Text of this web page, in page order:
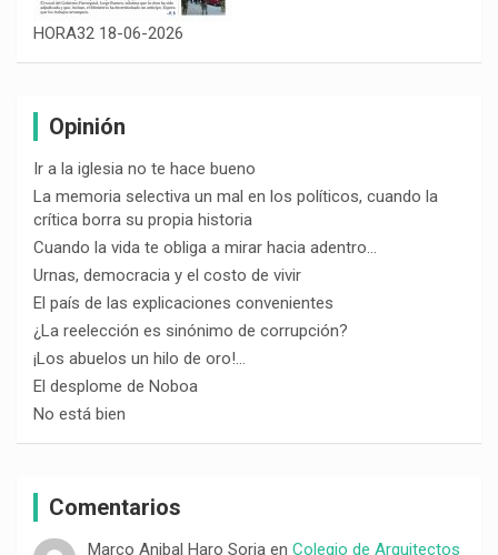
HORA32 18-06-2026
Opinión
Ir a la iglesia no te hace bueno
La memoria selectiva un mal en los políticos, cuando la
crítica borra su propia historia
Cuando la vida te obliga a mirar hacia adentro…
Urnas, democracia y el costo de vivir
El país de las explicaciones convenientes
¿La reelección es sinónimo de corrupción?
¡Los abuelos un hilo de oro!…
El desplome de Noboa
No está bien
Comentarios
Marco Anibal Haro Soriaen Colegio de Arquitectos